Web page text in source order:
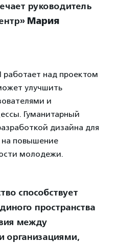
руководитель
Мария
над проектом
улучшить
и
Гуманитарный
дизайна для
на повышение
молодежи.
способствует
пространства
между
организациями,